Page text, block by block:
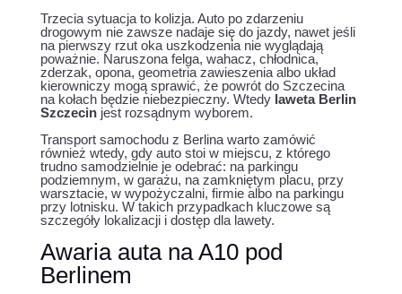
Trzecia sytuacja to kolizja. Auto po zdarzeniu
drogowym nie zawsze nadaje się do jazdy, nawet jeśli
na pierwszy rzut oka uszkodzenia nie wyglądają
poważnie. Naruszona felga, wahacz, chłodnica,
zderzak, opona, geometria zawieszenia albo układ
kierowniczy mogą sprawić, że powrót do Szczecina
na kołach będzie niebezpieczny. Wtedy laweta Berlin
Szczecinjest rozsądnym wyborem.
Transport samochodu z Berlina warto zamówić
również wtedy, gdy auto stoi w miejscu, z którego
trudno samodzielnie je odebrać: na parkingu
podziemnym, w garażu, na zamkniętym placu, przy
warsztacie, w wypożyczalni, firmie albo na parkingu
przy lotnisku. W takich przypadkach kluczowe są
szczegóły lokalizacji i dostęp dla lawety.
Awaria auta na A10 pod
Berlinem